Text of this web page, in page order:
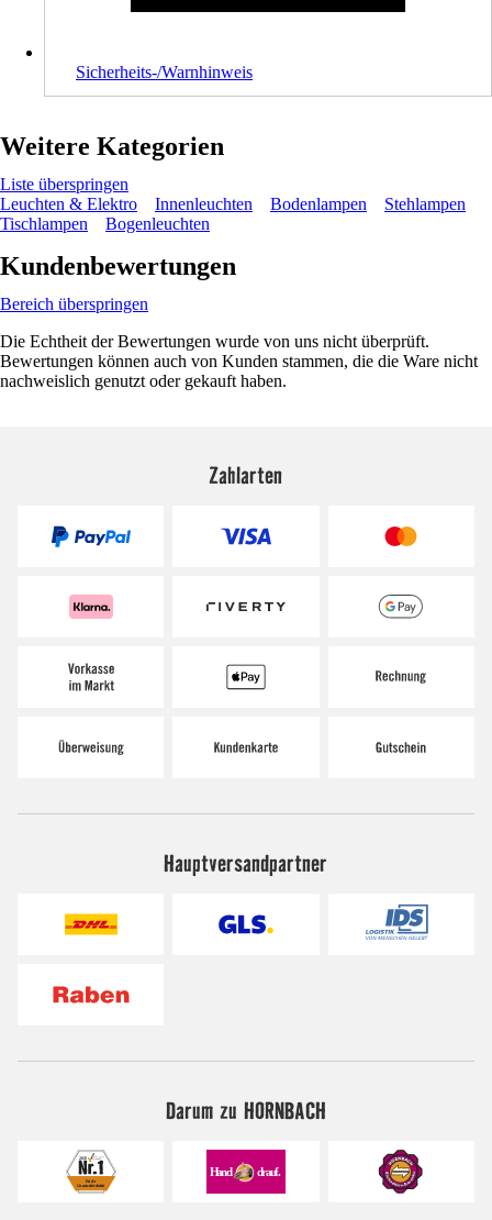
Sicherheits-/Warnhinweis
Weitere Kategorien
Liste überspringen
Leuchten & Elektro
Innenleuchten Bodenlampen
Stehlampen
Tischlampen
Bogenleuchten
Kundenbewertungen
Bereich überspringen
Die Echtheit der Bewertungen wurde von uns nicht überprüft.
Bewertungen können auch von Kunden stammen, die die Ware nicht
nachweislich genutzt oder gekauft haben.
Zahlarten
Hauptversandpartner
Darum zu HORNBACH